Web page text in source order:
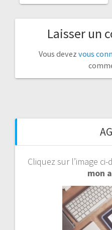
Laisser un
Vous devez vous
Cliquez sur l’image
mon